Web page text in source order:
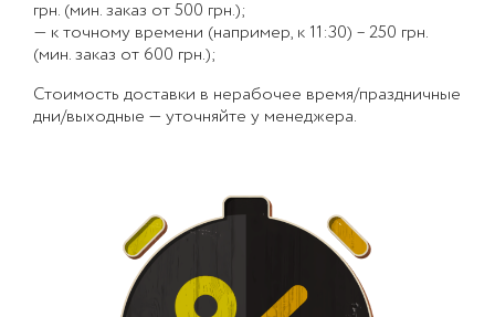
грн. (мин. заказ от 500 грн.);
— к точному времени (например, к 11:30) – 250 грн.
(мин. заказ от 600 грн.);
Стоимость доставки в нерабочее время/праздничные
дни/выходные — уточняйте у менеджера.